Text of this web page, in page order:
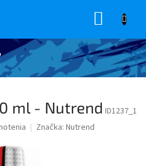
ml - Nutrend ID1237_1
Značka: Nutrend